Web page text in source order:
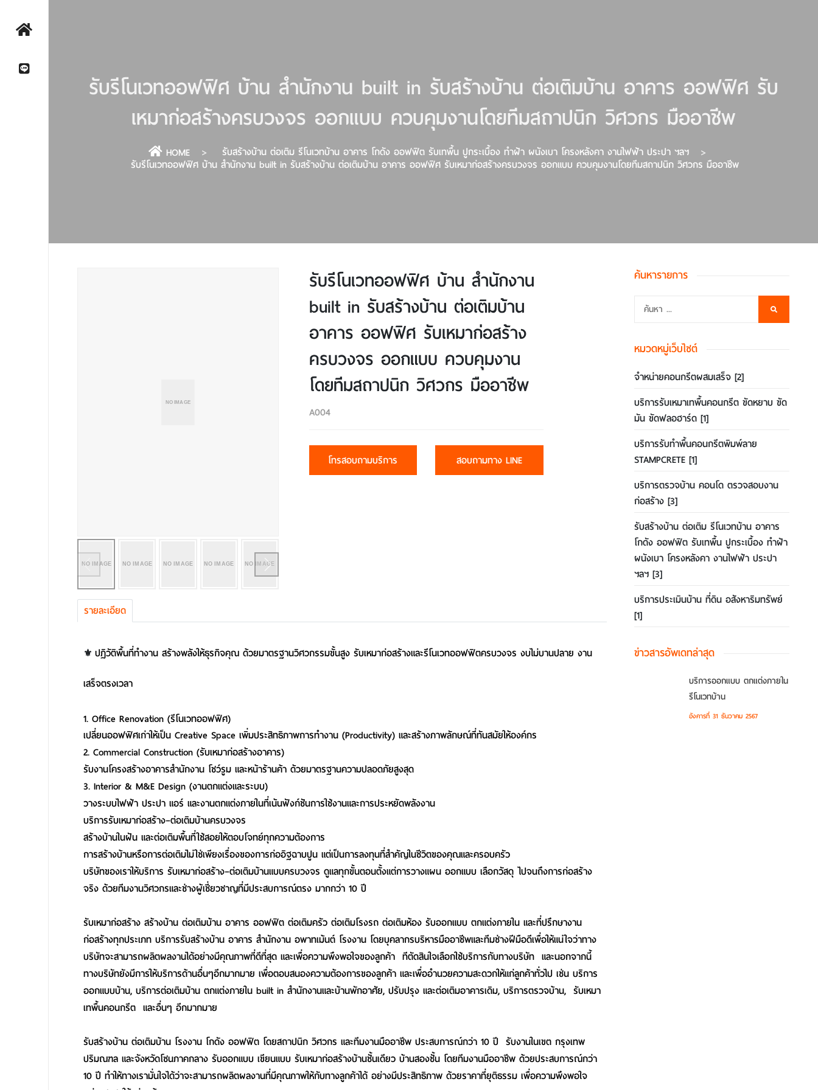
รับรีโนเวทออฟฟิศ บ้าน สำนักงาน built in รับสร้างบ้าน ต่อเติมบ้าน อาคาร ออฟฟิศ รับ
เหมาก่อสร้างครบวงจร ออกแบบ ควบคุมงานโดยทีมสถาปนิก วิศวกร มืออาชีพ
HOME
รับสร้างบ้าน ต่อเติม รีโนเวทบ้าน อาคาร โกดัง ออฟฟิต รับเทพื้น ปูกระเบื้อง ทำฝ้า ผนังเบา โครงหลังคา งานไฟฟ้า ประปา ฯลฯ
รับรีโนเวทออฟฟิศ บ้าน สำนักงาน built in รับสร้างบ้าน ต่อเติมบ้าน อาคาร ออฟฟิศ รับเหมาก่อสร้างครบวงจร ออกแบบ ควบคุมงานโดยทีมสถาปนิก วิศวกร มืออาชีพ
รับรีโนเวทออฟฟิศ บ้าน สำนักงาน
built in รับสร้างบ้าน ต่อเติมบ้าน
อาคาร ออฟฟิศ รับเหมาก่อสร้าง
ครบวงจร ออกแบบ ควบคุมงาน
โดยทีมสถาปนิก วิศวกร มืออาชีพ
A004
โทรสอบถามบริการ สอบถามทาง LINE
รายละเอียด
⚜️ ปฏิวัติพื้นที่ทำงาน สร้างพลังให้ธุรกิจคุณ ด้วยมาตรฐานวิศวกรรมขั้นสูง รับเหมาก่อสร้างและรีโนเวทออฟฟิตครบวงจร งบไม่บานปลาย งาน
เสร็จตรงเวลา
1. Office Renovation (รีโนเวทออฟฟิศ)
เปลี่ยนออฟฟิศเก่าให้เป็น Creative Space เพิ่มประสิทธิภาพการทำงาน (Productivity) และสร้างภาพลักษณ์ที่ทันสมัยให้องค์กร
2. Commercial Construction (รับเหมาก่อสร้างอาคาร)
รับงานโครงสร้างอาคารสำนักงาน โชว์รูม และหน้าร้านค้า ด้วยมาตรฐานความปลอดภัยสูงสุด
3. Interior & M&E Design (งานตกแต่งและระบบ)
วางระบบไฟฟ้า ประปา แอร์ และงานตกแต่งภายในที่เน้นฟังก์ชันการใช้งานและการประหยัดพลังงาน
บริการรับเหมาก่อสร้าง–ต่อเติมบ้านครบวงจร
สร้างบ้านในฝัน และต่อเติมพื้นที่ใช้สอยให้ตอบโจทย์ทุกความต้องการ
การสร้างบ้านหรือการต่อเติมไม่ใช่เพียงเรื่องของการก่ออิฐฉาบปูน แต่เป็นการลงทุนที่สำคัญในชีวิตของคุณและครอบครัว
บริษัทของเราให้บริการ รับเหมาก่อสร้าง–ต่อเติมบ้านแบบครบวงจร ดูแลทุกขั้นตอนตั้งแต่การวางแผน ออกแบบ เลือกวัสดุ ไปจนถึงการก่อสร้าง
จริง ด้วยทีมงานวิศวกรและช่างผู้เชี่ยวชาญที่มีประสบการณ์ตรง มากกว่า 10 ปี
รับเหมาก่อสร้าง สร้างบ้าน ต่อเติมบ้าน อาคาร ออฟฟิต ต่อเติมครัว ต่อเติมโรงรถ ต่อเติมห้อง รับออกแบบ ตกแต่งภายใน และที่ปรึกษางาน
ก่อสร้างทุกประเภท บริการรับสร้างบ้าน อาคาร สำนักงาน อพาทเม้นต์ โรงงาน โดยบุคลากรบริหารมืออาชีพและทีมช่างฝีมือดีเพื่อให้แน่ใจว่าทาง
บริษัทจะสามารถผลิตผลงานได้อย่างมีคุณภาพที่ดีที่สุด และเพื่อความพึงพอใจของลูกค้า ทีตัดสินใจเลือกใช้บริการกับทางบริษัท และนอกจากนี้
ทางบริษัทยังมีการให้บริการด้านอื่นๆอีกมากมาย เพื่อตอบสนองความต้องการของลูกค้า และเพื่ออำนวยความสะดวกให้แก่ลูกค้าทั่วไป เช่น บริการ
ออกแบบบ้าน, บริการต่อเติมบ้าน ตกแต่งภายใน built in สำนักงานและบ้านพักอาศัย, ปรับปรุง และต่อเติมอาคารเดิม, บริการตรวจบ้าน, รับเหมา
เทพื้นคอนกรีต และอื่นๆ อีกมากมาย
รับสร้างบ้าน ต่อเติมบ้าน โรงงาน โกดัง ออฟฟิต โดยสถาปนิก วิศวกร และทีมงานมืออาชีพ ประสบการณ์กว่า 10 ปี รับงานในเขต กรุงเทพ
ปริมณฑล และจังหวัดโซนภาคกลาง รับออกแบบ เขียนแบบ รับเหมาก่อสร้างบ้านชั้นเดียว บ้านสองชั้น โดยทีมงานมืออาชีพ ด้วยประสบการณ์กว่า
10 ปี ทำให้ทางเรามั่นใจได้ว่าจะสามารถผลิตผลงานที่มีคุณภาพให้กับทางลูกค้าได้ อย่างมีประสิทธิภาพ ด้วยราคาที่ยุติธรรม เพื่อความพึงพอใจ
ค้นหารายการ
หมวดหมู่เว็บไซต์
จำหน่ายคอนกรีตผสมเสร็จ [2]
บริการรับเหมาเทพื้นคอนกรีต ขัดหยาบ ขัด
มัน ขัดฟลอฮาร์ด [1]
บริการรับทำพื้นคอนกรีตพิมพ์ลาย
STAMPCRETE [1]
บริการตรวจบ้าน คอนโด ตรวจสอบงาน
ก่อสร้าง [3]
รับสร้างบ้าน ต่อเติม รีโนเวทบ้าน อาคาร
โกดัง ออฟฟิต รับเทพื้น ปูกระเบื้อง ทำฝ้า
ผนังเบา โครงหลังคา งานไฟฟ้า ประปา
ฯลฯ [3]
บริการประเมินบ้าน ที่ดิน อสังหาริมทรัพย์
[1]
ข่าวสารอัพเดทล่าสุด
บริการออกแบบ ตกแต่งภายใน
รีโนเวทบ้าน
อังคารที่ 31 ธันวาคม 2567